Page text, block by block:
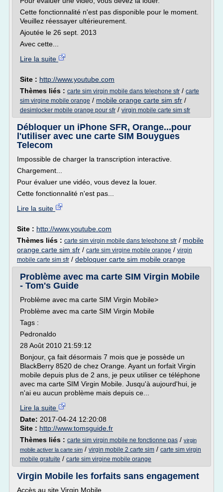
Cette fonctionnalité n'est pas disponible pour le moment.
Veuillez réessayer ultérieurement.
Ajoutée le 26 sept. 2013
Avec cette...
Lire la suite
Site : http://www.youtube.com
Thèmes liés : carte sim virgin mobile dans telephone sfr / carte
sim virgine mobile orange / mobile orange carte sim sfr /
desimlocker mobile orange pour sfr / virgin mobile carte sim sfr
Débloquer un iPhone SFR, Orange...pour
l'utiliser avec une carte SIM Bouygues
Telecom
Impossible de charger la transcription interactive.
Chargement...
Pour évaluer une vidéo, vous devez la louer.
Cette fonctionnalité n'est pas...
Lire la suite
Site : http://www.youtube.com
Thèmes liés : carte sim virgin mobile dans telephone sfr / mobile
orange carte sim sfr / carte sim virgine mobile orange / virgin
mobile carte sim sfr / debloquer carte sim mobile orange
Problème avec ma carte SIM Virgin Mobile
- Tom's Guide
Problème avec ma carte SIM Virgin Mobile>
Problème avec ma carte SIM Virgin Mobile
Tags :
Pedronaldo
28 Août 2010 21:59:12
Bonjour, ça fait désormais 7 mois que je possède un
BlackBerry 8520 de chez Orange. Ayant un forfait Virgin
mobile depuis plus de 2 ans, je peux utiliser ce téléphone
avec ma carte SIM Virgin Mobile. Jusqu'à aujourd'hui, je
n'ai eu aucun problème mais depuis ce...
Lire la suite
Date: 2017-04-24 12:20:08
Site : http://www.tomsguide.fr
Thèmes liés : carte sim virgin mobile ne fonctionne pas / virgin
mobile activer la carte sim / virgin mobile 2 carte sim / carte sim virgin
mobile gratuite / carte sim virgine mobile orange
Virgin Mobile les forfaits sans engagement
Accès au site Virgin Mobile